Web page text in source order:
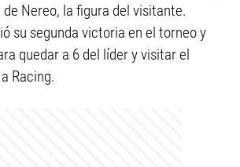
Nereo, la figura del visitante.
su segunda victoria en el torneo y
quedar a 6 del líder y visitar el
Racing.